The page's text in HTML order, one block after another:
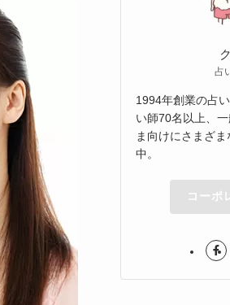
占
1994年創業の占
い師70名以上、
ま向けにさまざ
中。
コーポ